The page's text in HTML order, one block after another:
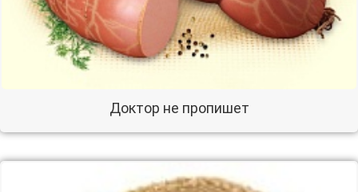
Доктор не пропишет